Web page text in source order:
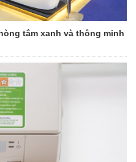
tắm xanh và thông minh